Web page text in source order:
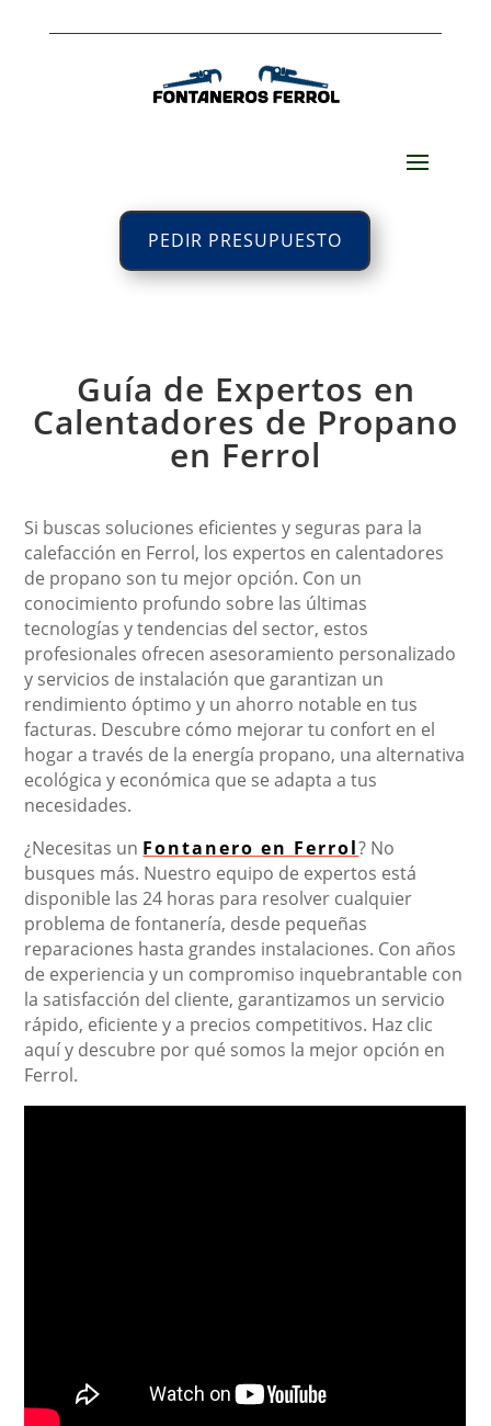
PEDIR PRESUPUESTO
Guía de Expertos en
Calentadores de Propano
en Ferrol
Si buscas soluciones eficientes y seguras para la
calefacción en Ferrol, los expertos en calentadores
de propano son tu mejor opción. Con un
conocimiento profundo sobre las últimas
tecnologías y tendencias del sector, estos
profesionales ofrecen asesoramiento personalizado
y servicios de instalación que garantizan un
rendimiento óptimo y un ahorro notable en tus
facturas. Descubre cómo mejorar tu confort en el
hogar a través de la energía propano, una alternativa
ecológica y económica que se adapta a tus
necesidades.
¿Necesitas un Fontanero en Ferrol? No
busques más. Nuestro equipo de expertos está
disponible las 24 horas para resolver cualquier
problema de fontanería, desde pequeñas
reparaciones hasta grandes instalaciones. Con años
de experiencia y un compromiso inquebrantable con
la satisfacción del cliente, garantizamos un servicio
rápido, eficiente y a precios competitivos. Haz clic
aquí y descubre por qué somos la mejor opción en
Ferrol.